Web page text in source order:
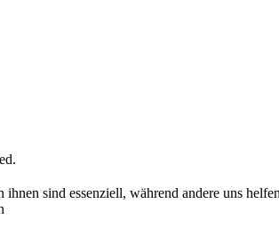
sind essenziell, während andere uns